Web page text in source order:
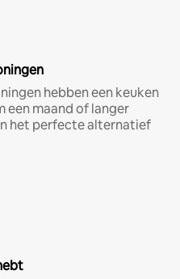
hebben een keuken
een maand of langer
het perfecte alternatief